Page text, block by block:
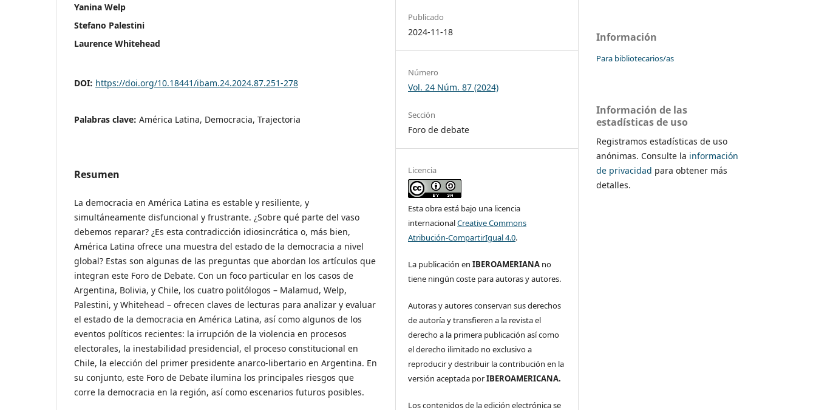
Yanina Welp
Stefano Palestini
Laurence Whitehead
DOI: https://doi.org/10.18441/ibam.24.2024.87.251-278
Palabras clave: América Latina, Democracia, Trajectoria
Resumen
La democracia en América Latina es estable y resiliente, y
simultáneamente disfuncional y frustrante. ¿Sobre qué parte del vaso
debemos reparar? ¿Es esta contradicción idiosincrática o, más bien,
América Latina ofrece una muestra del estado de la democracia a nivel
global? Estas son algunas de las preguntas que abordan los artículos que
integran este Foro de Debate. Con un foco particular en los casos de
Argentina, Bolivia, y Chile, los cuatro politólogos – Malamud, Welp,
Palestini, y Whitehead – ofrecen claves de lecturas para analizar y evaluar
el estado de la democracia en América Latina, así como algunos de los
eventos políticos recientes: la irrupción de la violencia en procesos
electorales, la inestabilidad presidencial, el proceso constitucional en
Chile, la elección del primer presidente anarco-libertario en Argentina. En
su conjunto, este Foro de Debate ilumina los principales riesgos que
corre la democracia en la región, así como escenarios futuros posibles.
Publicado
2024-11-18
Número
Vol. 24 Núm. 87 (2024)
Sección
Foro de debate
Licencia
Esta obra está bajo una licencia
internacionalCreative Commons
Atribución-CompartirIgual 4.0.
La publicación enIBEROAMERIANA no
tiene ningún coste para autoras y autores.
Autoras y autores conservan sus derechos
de autoría y transfieren a la revista el
derecho a la primera publicación así como
el derecho ilimitado no exclusivo a
reproducir y destribuir la contribución en la
versión aceptada porIBEROAMERICANA.
Los contenidos de la edición electrónica se
Información
Para bibliotecarios/as
Información de las
estadísticas de uso
Registramos estadísticas de uso
anónimas. Consulte la información
de privacidad para obtener más
detalles.